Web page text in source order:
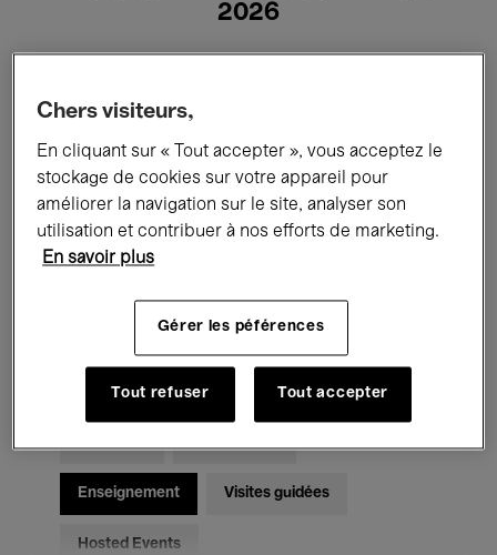
2026
Tous les événements Concerts
Expositions Films Performances
Rencontres & Débats
Musique classique Global Music
Musique électronique
Enseignement Visites guidées
Hosted Events
Chers visiteurs,
En cliquant sur « Tout accepter », vous acceptez le
stockage de cookies sur votre appareil pour
améliorer la navigation sur le site, analyser son
utilisation et contribuer à nos efforts de marketing.
En savoir plus
Gérer les péférences
Tout refuser Tout accepter